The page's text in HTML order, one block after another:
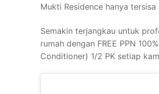
Mukti Residence hanya tersisa
Semakin terjangkau untuk
rumah dengan FREE PPN
Conditioner) 1/2 PK setiap